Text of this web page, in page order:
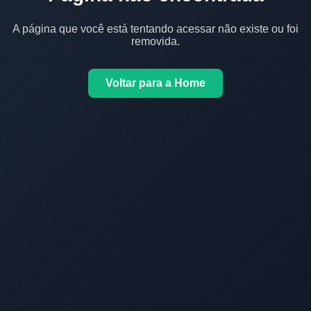
A página que você está tentando acessar não existe ou foi
removida.
Voltar para a Home